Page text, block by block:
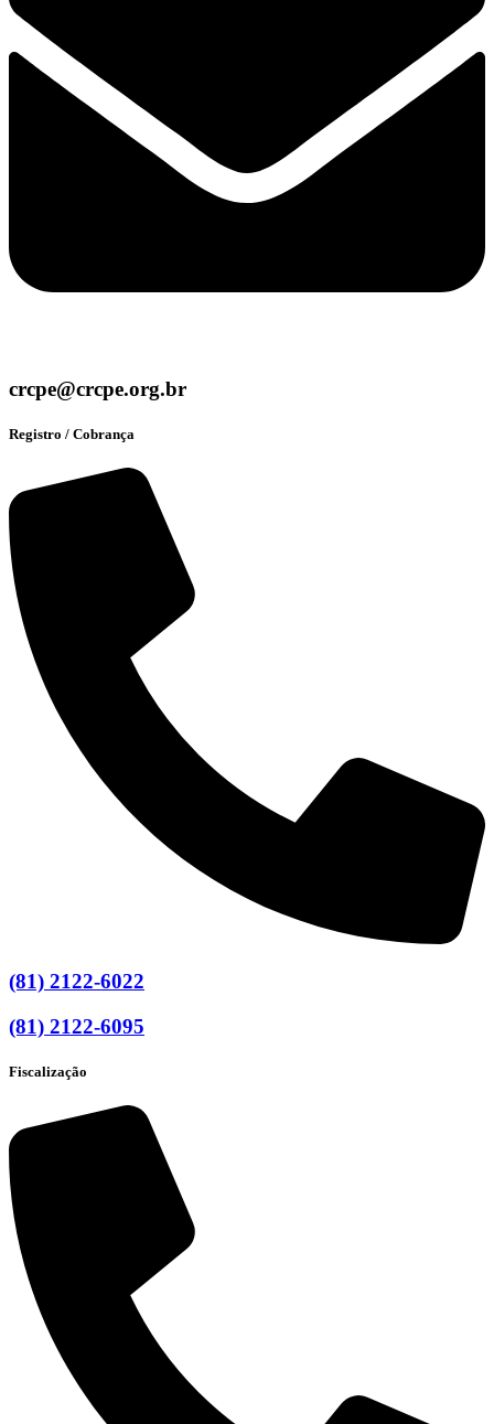
crcpe@crcpe.org.br
Registro / Cobrança
(81) 2122-6022
(81) 2122-6095
Fiscalização